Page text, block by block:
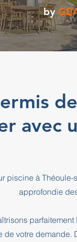
by
avec
piscine à
approfondie
votre